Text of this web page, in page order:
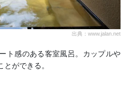
出典：www.jalan.net
ト感のある客室風呂。カップルや
ができる。